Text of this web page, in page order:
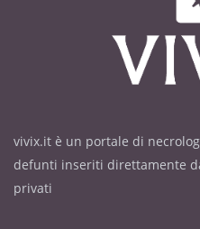
vivix.it è un portale di
defunti inseriti direttamente
privati